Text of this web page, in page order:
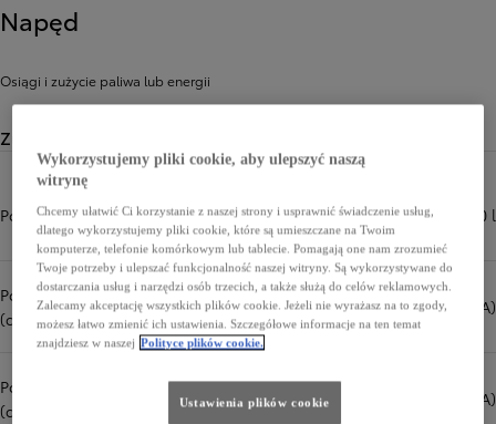
Napęd
Osiągi i zużycie paliwa lub energii
Zużycie paliwa lub energii
Pojemność zbiornika paliwa (l) 80 l
Poziom hałasu na postoju
(dB(A))
73,0 dB(A)
Poziom hałasu podczas jazdy
(dB(A))
68,0 dB(A)
Wykorzystujemy pliki cookie, aby ulepszyć naszą
witrynę
Chcemy ułatwić Ci korzystanie z naszej strony i usprawnić świadczenie usług,
dlatego wykorzystujemy pliki cookie, które są umieszczane na Twoim
komputerze, telefonie komórkowym lub tablecie. Pomagają one nam zrozumieć
Twoje potrzeby i ulepszać funkcjonalność naszej witryny. Są wykorzystywane do
dostarczania usług i narzędzi osób trzecich, a także służą do celów reklamowych.
Zalecamy akceptację wszystkich plików cookie. Jeżeli nie wyrażasz na to zgody,
możesz łatwo zmienić ich ustawienia. Szczegółowe informacje na ten temat
znajdziesz w naszej Polityce plików cookie.
Ustawienia plików cookie